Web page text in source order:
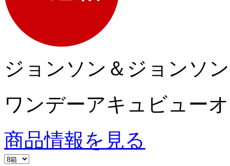
ジョンソン＆ジョンソン
ワンデーアキュビュー
商品情報を見る